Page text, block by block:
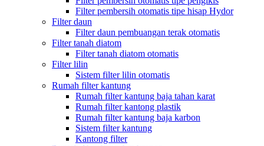
Filter pembersih otomatis tipe hisap Hydor
Filter daun
Filter daun pembuangan terak otomatis
Filter tanah diatom
Filter tanah diatom otomatis
Filter lilin
Sistem filter lilin otomatis
Rumah filter kantung
Rumah filter kantung baja tahan karat
Rumah filter kantong plastik
Rumah filter kantung baja karbon
Sistem filter kantung
Kantong filter